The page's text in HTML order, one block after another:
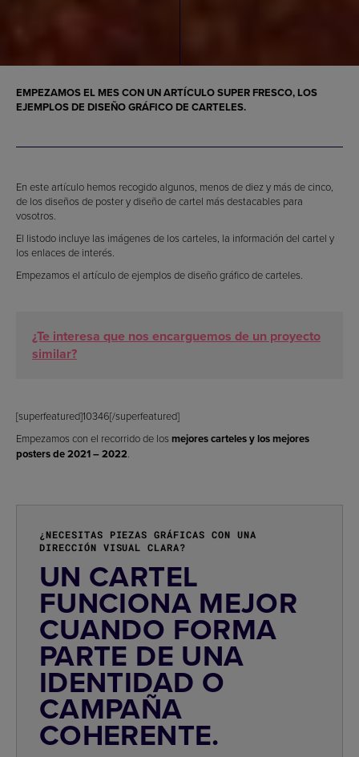
EMPEZAMOS EL MES CON UN ARTÍCULO SUPER FRESCO, LOS
EJEMPLOS DE DISEÑO GRÁFICO DE CARTELES.
En este artículo hemos recogido algunos, menos de diez y más de cinco,
de los diseños de poster y diseño de cartel más destacables para
vosotros.
El listodo incluye las imágenes de los carteles, la información del cartel y
los enlaces de interés.
Empezamos el artículo de ejemplos de diseño gráfico de carteles.
¿Te interesa que nos encarguemos de un proyecto
similar?
[superfeatured]10346[/superfeatured]
Empezamos con el recorrido de los mejores carteles y los mejores
posters de 2021 – 2022.
¿NECESITAS PIEZAS GRÁFICAS CON UNA
DIRECCIÓN VISUAL CLARA?
UN CARTEL
FUNCIONA MEJOR
CUANDO FORMA
PARTE DE UNA
IDENTIDAD O
CAMPAÑA
COHERENTE.